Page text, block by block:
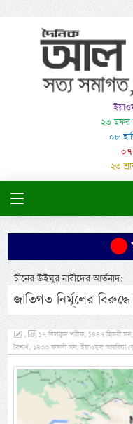
২৩ ছফর
০৮
০৭
২৩
চীনের উইঘুর নারীদের আর্তনাদ:
জাতিগত নির্মূলের
,
১৭ যিলক্বদ শরীফ, ১৪৪৭ হিজরী
বৈশাখ, ১৪৩৩ ফসলী সন, ইয়াওমুল আরবিয়া